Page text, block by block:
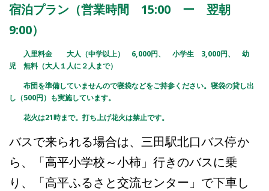
宿泊プラン（営業時間 15:00 ー 翌朝
9:00）
入里料金 大人（中学以上） 6,000円、 小学生 3,000円、 幼
児 無料（大人１人に２人まで）
布団を準備していませんので寝袋などをご持参ください。寝袋の貸し出
し（500円）も実施しています。
花火は21時まで。打ち上げ花火は禁止です。
バスで来られる場合は、三田駅北口バス停か
ら、「高平小学校～小柿」行きのバスに乗
り、「高平ふるさと交流センター」で下車し